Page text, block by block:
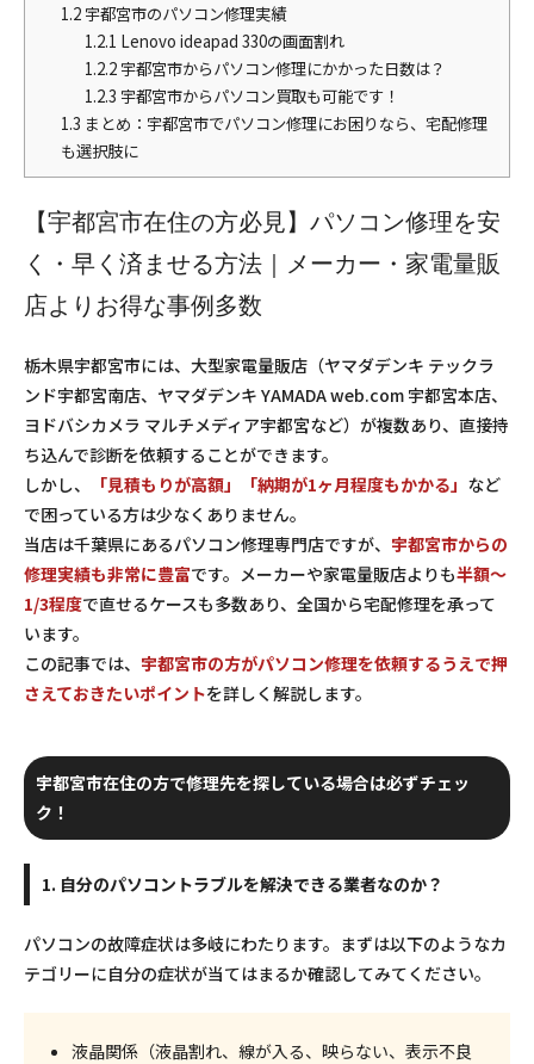
1.2宇都宮市のパソコン修理実績
1.2.1 Lenovo ideapad 330の画面割れ
1.2.2宇都宮市からパソコン修理にかかった日数は？
1.2.3 宇都宮市からパソコン買取も可能です！
1.3 まとめ：宇都宮市でパソコン修理にお困りなら、宅配修理
も選択肢に
【宇都宮市在住の方必見】パソコン修理を安
く・早く済ませる方法｜メーカー・家電量販
店よりお得な事例多数
栃木県宇都宮市には、大型家電量販店（ヤマダデンキ テックラ
ンド宇都宮南店、ヤマダデンキ YAMADA web.com 宇都宮本店、
ヨドバシカメラ マルチメディア宇都宮など）が複数あり、直接持
ち込んで診断を依頼することができます。
しかし、
「見積もりが高額」「納期が1ヶ月程度もかかる」 など
で困っている方は少なくありません。
当店は千葉県にあるパソコン修理専門店ですが、 宇都宮市からの
修理実績も非常に豊富です。メーカーや家電量販店よりも半額～
1/3程度で直せるケースも多数あり、全国から宅配修理を承って
います。
この記事では、 宇都宮市の方がパソコン修理を依頼するうえで押
さえておきたいポイントを詳しく解説します。
宇都宮市在住の方で修理先を探している場合は必ずチェッ
ク！
1. 自分のパソコントラブルを解決できる業者なのか？
パソコンの故障症状は多岐にわたります。まずは以下のようなカ
テゴリーに自分の症状が当てはまるか確認してみてください。
液晶関係（液晶割れ、線が入る、映らない、表示不良